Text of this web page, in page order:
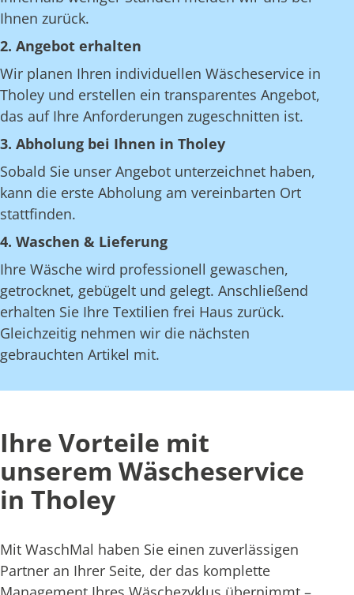
Ihnen zurück.
2. Angebot erhalten
Wir planen Ihren individuellen Wäscheservice in
Tholey und erstellen ein transparentes Angebot,
das auf Ihre Anforderungen zugeschnitten ist.
3. Abholung bei Ihnen in Tholey
Sobald Sie unser Angebot unterzeichnet haben,
kann die erste Abholung am vereinbarten Ort
stattfinden.
4. Waschen & Lieferung
Ihre Wäsche wird professionell gewaschen,
getrocknet, gebügelt und gelegt. Anschließend
erhalten Sie Ihre Textilien frei Haus zurück.
Gleichzeitig nehmen wir die nächsten
gebrauchten Artikel mit.
Ihre Vorteile mit
unserem Wäscheservice
in Tholey
Mit WaschMal haben Sie einen zuverlässigen
Partner an Ihrer Seite, der das komplette